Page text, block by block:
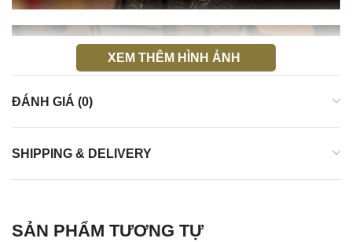
XEM THÊM HÌNH ẢNH
ĐÁNH GIÁ (0)
SHIPPING & DELIVERY
SẢN PHẨM TƯƠNG TỰ